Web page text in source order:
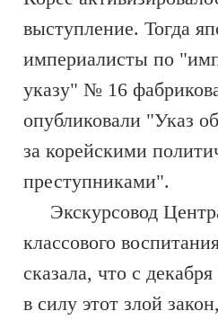
выступление. Тогда
империалисты по
указу" № 16
опубликовали "Указ
за корейскими
преступниками".
Экскурсовод
классового
сказала, что с
в силу этот злой